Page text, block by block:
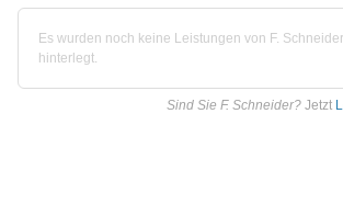
Es wurden noch keine Leistungen von F.
hinterlegt.
Sind Sie F. Schneider? Jetzt